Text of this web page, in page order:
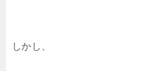
しかし、